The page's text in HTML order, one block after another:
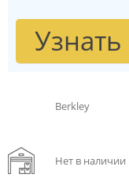
Berkley
Нет в наличии